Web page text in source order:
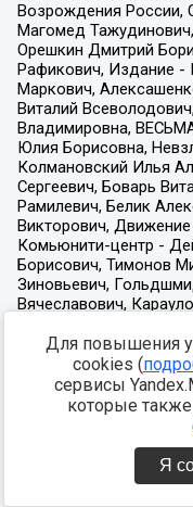
Для повышения
cookies (
сервисы
которые
Я